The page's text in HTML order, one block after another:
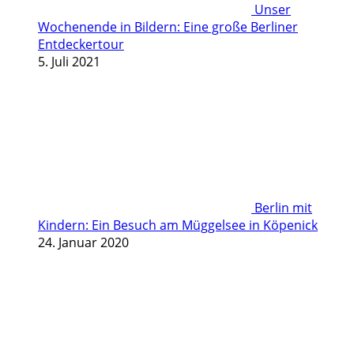
Unser
Wochenende in Bildern: Eine große Berliner
Entdeckertour
5. Juli 2021
Berlin mit
Kindern: Ein Besuch am Müggelsee in Köpenick
24. Januar 2020